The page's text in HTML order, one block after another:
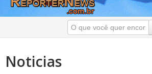
Noticias